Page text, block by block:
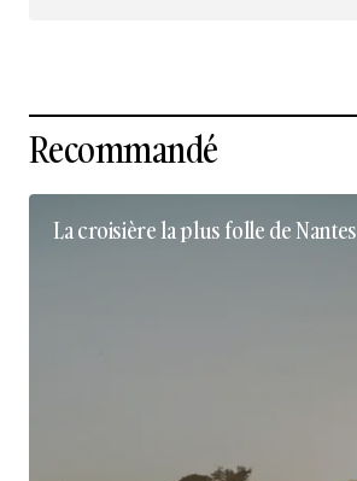
Recommandé
La croisière la plus folle de Nantes